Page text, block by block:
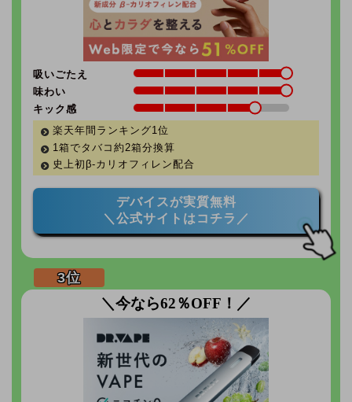
吸いごたえ
味わい
キック感
楽天年間ランキング1位
1箱でタバコ約2箱分換算
史上初β-カリオフィレン配合
デバイスが実質無料
＼公式サイトはコチラ／
＼今なら62％OFF！／